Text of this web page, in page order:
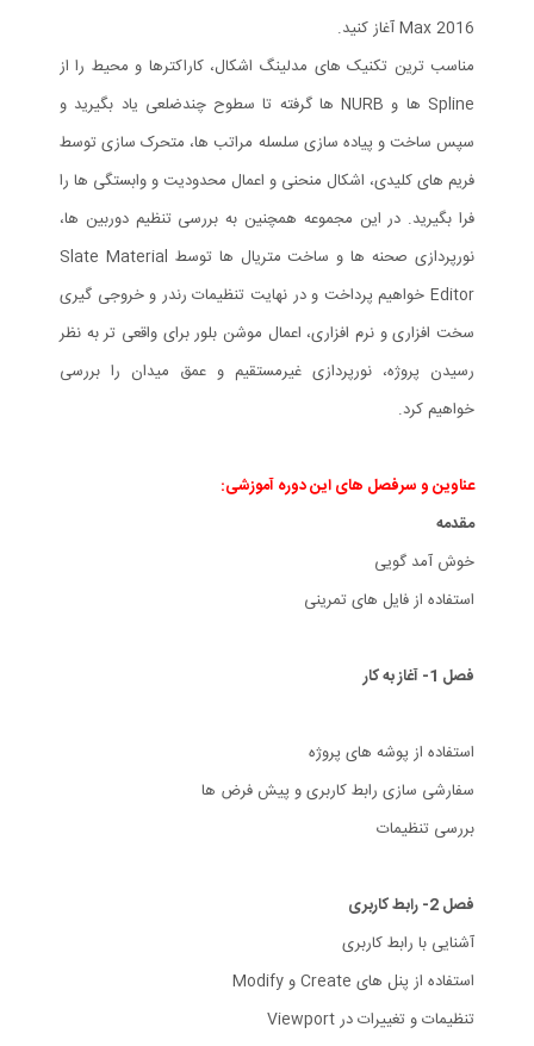
Max 2016 آغاز کنید.
مناسب ترین تکنیک های مدلینگ اشکال، کاراکترها و محیط را از
Spline ها و NURB ها گرفته تا سطوح چندضلعی یاد بگیرید و
سپس ساخت و پیاده سازی سلسله مراتب ها، متحرک سازی توسط
فریم های کلیدی، اشکال منحنی و اعمال محدودیت و وابستگی ها را
فرا بگیرید. در این مجموعه همچنین به بررسی تنظیم دوربین ها،
نورپردازی صحنه ها و ساخت متریال ها توسط Slate Material
Editor خواهیم پرداخت و در نهایت تنظیمات رندر و خروجی گیری
سخت افزاری و نرم افزاری، اعمال موشن بلور برای واقعی تر به نظر
رسیدن پروژه، نورپردازی غیرمستقیم و عمق میدان را بررسی
خواهیم کرد.
عناوین و سرفصل های این دوره آموزشی:
مقدمه
خوش آمد گویی
استفاده از فایل های تمرینی
فصل 1- آغاز به کار
استفاده از پوشه های پروژه
سفارشی سازی رابط کاربری و پیش فرض ها
بررسی تنظیمات
فصل 2- رابط کاربری
آشنایی با رابط کاربری
استفاده از پنل های Create و Modify
تنظیمات و تغییرات در Viewport